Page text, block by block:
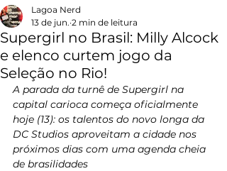
Supergirl no Brasil: Milly Alcock
e elenco curtem jogo da
Seleção no Rio!
Lagoa Nerd
13 de jun. 2 min de leitura
A parada da turnê de Supergirl na
capital carioca começa oficialmente
hoje (13): os talentos do novo longa da
DC Studios aproveitam a cidade nos
próximos dias com uma agenda cheia
de brasilidades